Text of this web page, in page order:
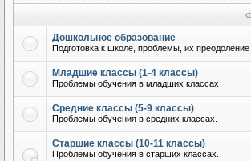
Дошкольное образование
Подготовка к школе, проблемы, их преодоление
Младшие классы (1-4 классы)
Проблемы обучения в младших классах
Средние классы (5-9 классы)
Проблемы обучения в средних классах.
Старшие классы (10-11 классы)
Проблемы обучения в старших классах.